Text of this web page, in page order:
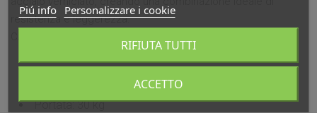
resistenza e leggerezza.
Portata: 30 kg
Piú info Personalizzare i cookie
RIFIUTA TUTTI
ACCETTO